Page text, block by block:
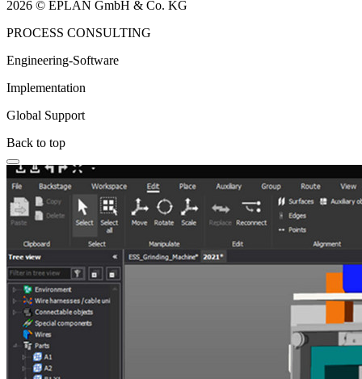
2026 © EPLAN GmbH & Co. KG
PROCESS CONSULTING
Engineering-Software
Implementation
Global Support
Back to top